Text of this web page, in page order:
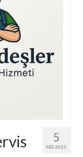
5
NIS 2025